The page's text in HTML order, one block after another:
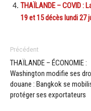
THAÏLANDE – COVID :
19 et 15 décès lundi 27
Précédent
THAÏLANDE – ÉCONOMIE :
Washington modifie ses
douane : Bangkok se
protéger ses exportateurs